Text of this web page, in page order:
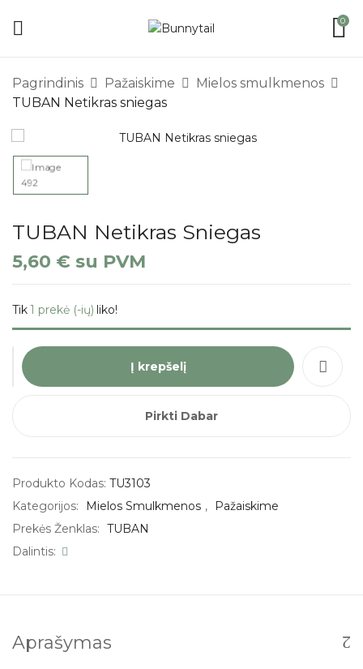
0
Pagrindinis Pažaiskime
Mielos smulkmenos
TUBAN Netikras sniegas
TUBAN Netikras Sniegas
5,60 € su PVM
Tik1 prekė (-ių) liko!
produkto
kiekis:
Į krepšelį
Pirkti Dabar
Produkto Kodas: TU3103
Kategorijos:
Mielos Smulkmenos ,
Pažaiskime
Prekės Ženklas: TUBAN
Dalintis:
Aprašymas